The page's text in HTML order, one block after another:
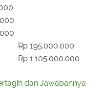
Rp 195.000.000
Rp 1.105.000.000
dan Jawabannya